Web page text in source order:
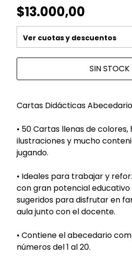
$13.000,00
Ver cuotas y descuentos
SIN STOCK
Cartas Didácticas
• 50 Cartas llenas de colores,
ilustraciones y mucho
jugando.
• Ideales para trabajar y
con gran potencial educativo
sugeridos para disfrutar en
aula junto con el docente.
• Contiene el abecedario
números del 1 al 20.